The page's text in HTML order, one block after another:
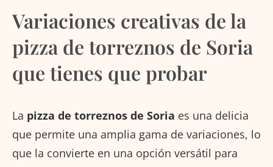
Variaciones creativas de la
pizza de torreznos de Soria
que tienes que probar
La pizza de torreznos de Soria es una delicia
que permite una amplia gama de variaciones, lo
que la convierte en una opción versátil para